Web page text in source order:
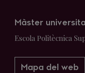
Màster
Escola Politècnica
Mapa del web